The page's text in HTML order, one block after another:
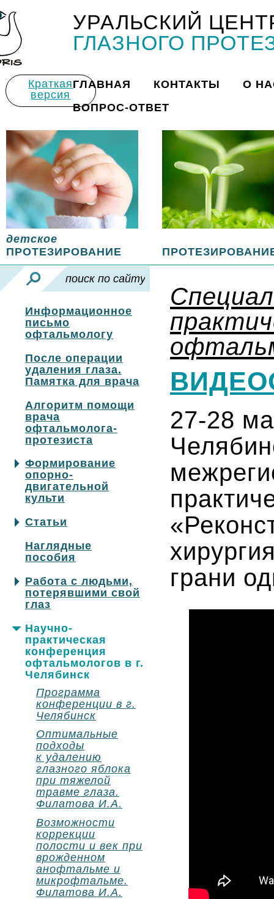
УРАЛЬСКИЙ
ГЛАЗНОГО
Краткая
версия
ГЛАВНАЯ КОНТАКТЫ
О
ВОПРОС-ОТВЕТ
детское
ПРОТЕЗИРОВАНИЕ
Информационное
письмо
офтальмологу
После операции
удаления глаза.
Памятка для врача
Алгоритм помощи
врача
офтальмолога-
протезиста
Формирование
опорно-
двигательной
культи
Статьи
Наглядные
пособия
Работа с людьми,
потерявшими свой
глаз
Научно-
практическая
конференция
офтальмологов в г.
Челябинск
Программа
конференции в г.
Челябинск
Оптимальные
подходы
к удалению
глазного яблока
при тяжелой
травме глаза.
Филатова И.А.
Возможности
коррекции
полости и век при
врожденном
анофтальме и
микрофтальме.
Филатова И.А.
27-28
грани